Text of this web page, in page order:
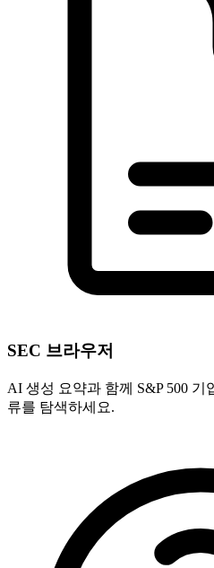
SEC 브라우저
AI 생성 요약과 함께 S&P 500 기
류를 탐색하세요.